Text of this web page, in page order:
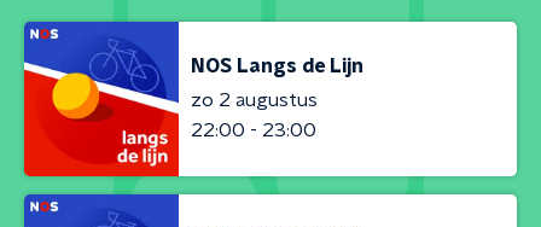
NOS Langs de Lijn
zo 2 augustus
22:00 - 23:00